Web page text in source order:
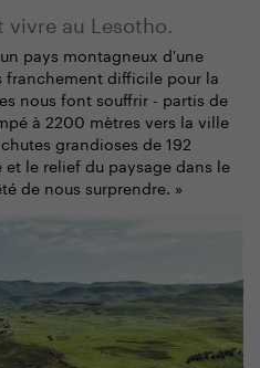
au Lesotho.
pays montagneux d'une
franchement difficile pour la
nous font souffrir - partis de
à 2200 mètres vers la ville
grandioses de 192
et le relief du paysage dans le
de nous surprendre. »